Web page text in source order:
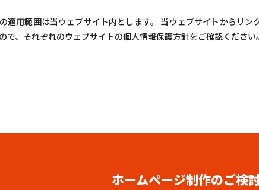
適用範囲は当ウェブサイト内とします。 当ウェブサイトからリ
で、それぞれのウェブサイトの個人情報保護方針をご確認ください。
ホームページ制作のご検